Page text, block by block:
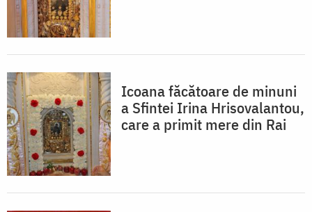
Icoana făcătoare de minuni
a Sfintei Irina Hrisovalantou,
care a primit mere din Rai